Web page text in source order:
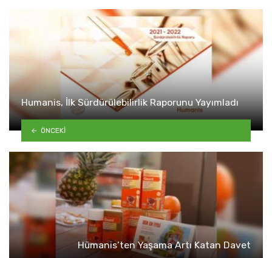
Humanis, İlk Sürdürülebilirlik Raporunu Yayımladı
ÖNCEKI
Hümanis’ten Yaşama Artı Katan Davet